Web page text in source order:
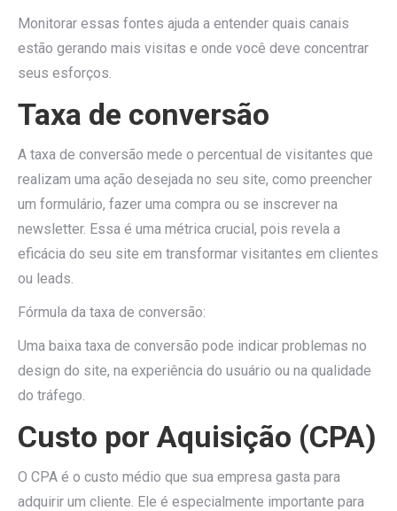
Monitorar essas fontes ajuda a entender quais canais
estão gerando mais visitas e onde você deve concentrar
seus esforços.
Taxa de conversão
A taxa de conversão mede o percentual de visitantes que
realizam uma ação desejada no seu site, como preencher
um formulário, fazer uma compra ou se inscrever na
newsletter. Essa é uma métrica crucial, pois revela a
eficácia do seu site em transformar visitantes em clientes
ou leads.
Fórmula da taxa de conversão:
Uma baixa taxa de conversão pode indicar problemas no
design do site, na experiência do usuário ou na qualidade
do tráfego.
Custo por Aquisição (CPA)
O CPA é o custo médio que sua empresa gasta para
adquirir um cliente. Ele é especialmente importante para